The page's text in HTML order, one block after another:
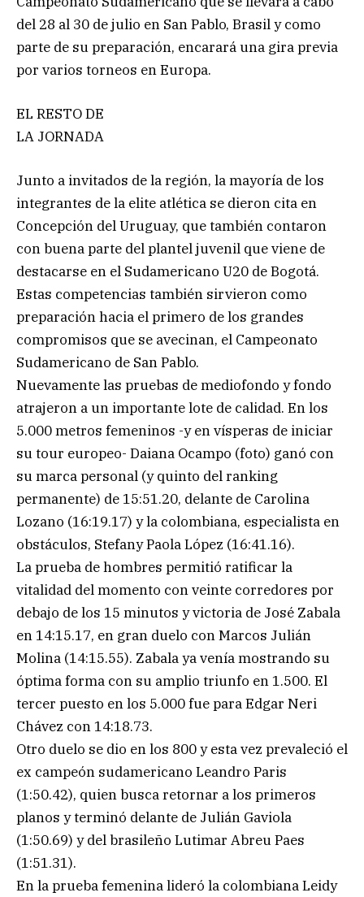
del 28 al 30 de julio en San Pablo, Brasil y como
parte de su preparación, encarará una gira previa
por varios torneos en Europa.
EL RESTO DE
LA JORNADA
Junto a invitados de la región, la mayoría de los
integrantes de la elite atlética se dieron cita en
Concepción del Uruguay, que también contaron
con buena parte del plantel juvenil que viene de
destacarse en el Sudamericano U20 de Bogotá.
Estas competencias también sirvieron como
preparación hacia el primero de los grandes
compromisos que se avecinan, el Campeonato
Sudamericano de San Pablo.
Nuevamente las pruebas de mediofondo y fondo
atrajeron a un importante lote de calidad. En los
5.000 metros femeninos -y en vísperas de iniciar
su tour europeo- Daiana Ocampo (foto) ganó con
su marca personal (y quinto del ranking
permanente) de 15:51.20, delante de Carolina
Lozano (16:19.17) y la colombiana, especialista en
obstáculos, Stefany Paola López (16:41.16).
La prueba de hombres permitió ratificar la
vitalidad del momento con veinte corredores por
debajo de los 15 minutos y victoria de José Zabala
en 14:15.17, en gran duelo con Marcos Julián
Molina (14:15.55). Zabala ya venía mostrando su
óptima forma con su amplio triunfo en 1.500. El
tercer puesto en los 5.000 fue para Edgar Neri
Chávez con 14:18.73.
Otro duelo se dio en los 800 y esta vez prevaleció el
ex campeón sudamericano Leandro Paris
(1:50.42), quien busca retornar a los primeros
planos y terminó delante de Julián Gaviola
(1:50.69) y del brasileño Lutimar Abreu Paes
(1:51.31).
En la prueba femenina lideró la colombiana Leidy